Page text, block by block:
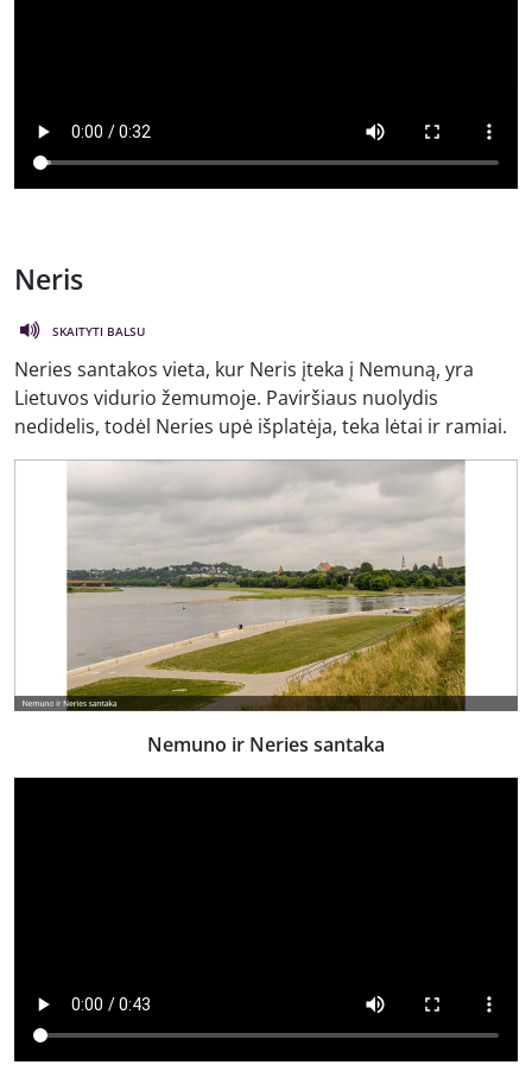
Neris
SKAITYTI BALSU
Neries santakos vieta, kur Neris įteka į Nemuną, yra
Lietuvos vidurio žemumoje. Paviršiaus nuolydis
nedidelis, todėl Neries upė išplatėja, teka lėtai ir ramiai.
Nemuno ir Neries santaka